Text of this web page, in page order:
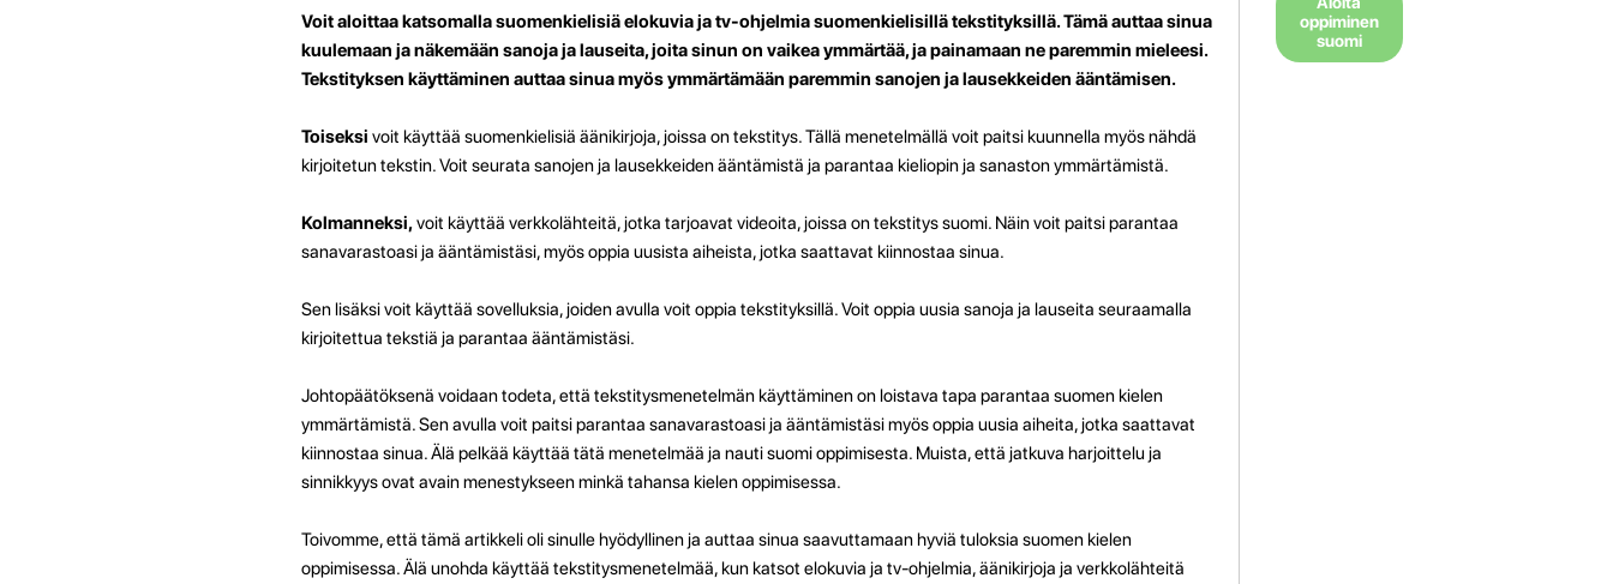
Voit aloittaa katsomalla suomenkielisiä elokuvia ja tv-ohjelmia suomenkielisillä tekstityksillä. Tämä auttaa sinua
kuulemaan ja näkemään sanoja ja lauseita, joita sinun on vaikea ymmärtää, ja painamaan ne paremmin mieleesi.
Tekstityksen käyttäminen auttaa sinua myös ymmärtämään paremmin sanojen ja lausekkeiden ääntämisen.
Toiseksi voit käyttää suomenkielisiä äänikirjoja, joissa on tekstitys. Tällä menetelmällä voit paitsi kuunnella myös nähdä
kirjoitetun tekstin. Voit seurata sanojen ja lausekkeiden ääntämistä ja parantaa kieliopin ja sanaston ymmärtämistä.
Kolmanneksi,voit käyttää verkkolähteitä, jotka tarjoavat videoita, joissa on tekstitys suomi. Näin voit paitsi parantaa
sanavarastoasi ja ääntämistäsi, myös oppia uusista aiheista, jotka saattavat kiinnostaa sinua.
Sen lisäksi voit käyttää sovelluksia, joiden avulla voit oppia tekstityksillä. Voit oppia uusia sanoja ja lauseita seuraamalla
kirjoitettua tekstiä ja parantaa ääntämistäsi.
Johtopäätöksenä voidaan todeta, että tekstitysmenetelmän käyttäminen on loistava tapa parantaa suomen kielen
ymmärtämistä. Sen avulla voit paitsi parantaa sanavarastoasi ja ääntämistäsi myös oppia uusia aiheita, jotka saattavat
kiinnostaa sinua. Älä pelkää käyttää tätä menetelmää ja nauti suomi oppimisesta. Muista, että jatkuva harjoittelu ja
sinnikkyys ovat avain menestykseen minkä tahansa kielen oppimisessa.
Toivomme, että tämä artikkeli oli sinulle hyödyllinen ja auttaa sinua saavuttamaan hyviä tuloksia suomen kielen
oppimisessa. Älä unohda käyttää tekstitysmenetelmää, kun katsot elokuvia ja tv-ohjelmia, äänikirjoja ja verkkolähteitä
oppiminen
suomi